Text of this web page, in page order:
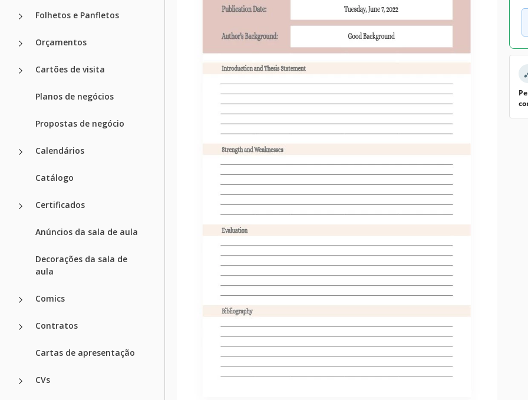
Folhetos e Panfletos
Orçamentos
Cartões de visita
Planos de negócios
Propostas de negócio
Calendários
Catálogo
Certificados
Anúncios da sala de aula
Decorações da sala de
aula
Comics
Contratos
Cartas de apresentação
CVs